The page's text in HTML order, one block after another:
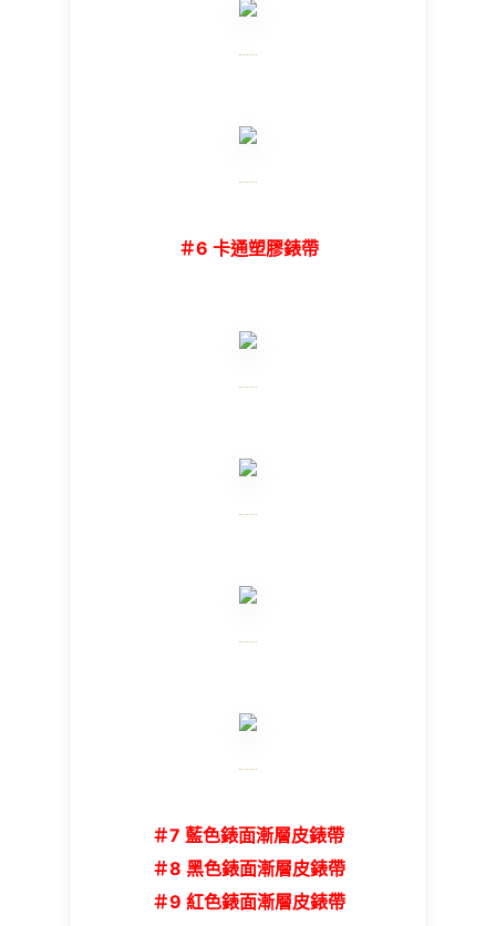
＃6 卡通塑膠錶帶
＃7 藍色錶面漸層皮錶帶
＃8 黑色錶面漸層皮錶帶
＃9 紅色錶面漸層皮錶帶